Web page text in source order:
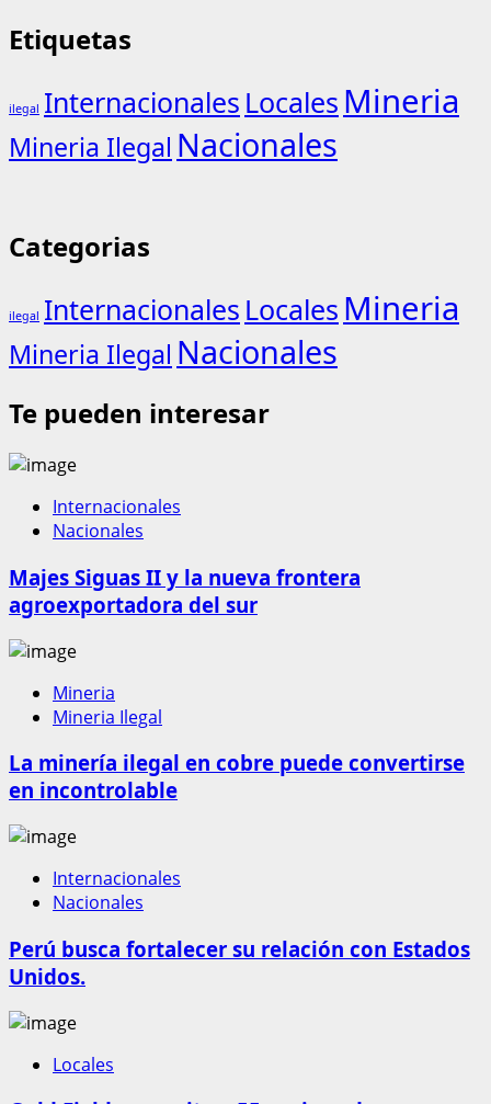
Etiquetas
ilegal Internacionales Locales Mineria
Mineria Ilegal Nacionales
Categorias
ilegal Internacionales Locales Mineria
Mineria Ilegal Nacionales
Te pueden interesar
Internacionales
Nacionales
Majes Siguas II y la nueva frontera
agroexportadora del sur
Mineria
Mineria Ilegal
La minería ilegal en cobre puede convertirse
en incontrolable
Internacionales
Nacionales
Perú busca fortalecer su relación con Estados
Unidos.
Locales